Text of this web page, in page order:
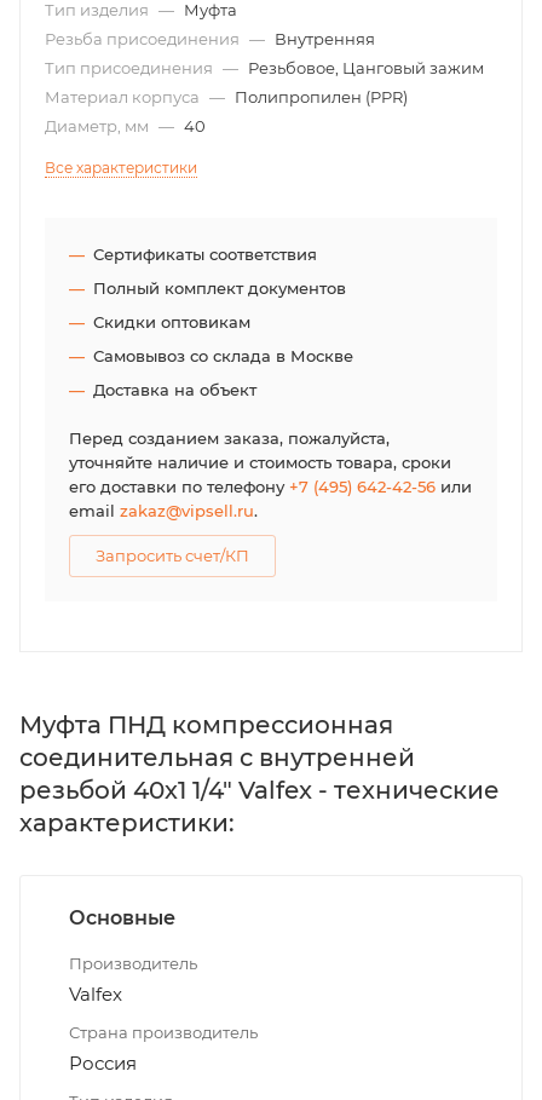
Тип изделия — Муфта
Резьба присоединения — Внутренняя
Тип присоединения — Резьбовое, Цанговый зажим
Материал корпуса — Полипропилен (PPR)
Диаметр, мм — 40
Все характеристики
Сертификаты соответствия
Полный комплект документов
Скидки оптовикам
Самовывоз со склада в Москве
Доставка на объект
Перед созданием заказа, пожалуйста,
уточняйте наличие и стоимость товара, сроки
его доставки по телефону+7 (495) 642-42-56 или
email zakaz@vipsell.ru.
Запросить счет/КП
Муфта ПНД компрессионная
соединительная c внутренней
резьбой 40х1 1/4" Valfex - технические
характеристики:
Основные
Производитель
Valfex
Страна производитель
Россия